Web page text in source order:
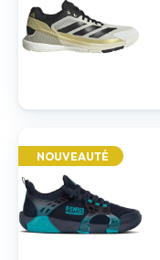
NOUVEAUTÉ